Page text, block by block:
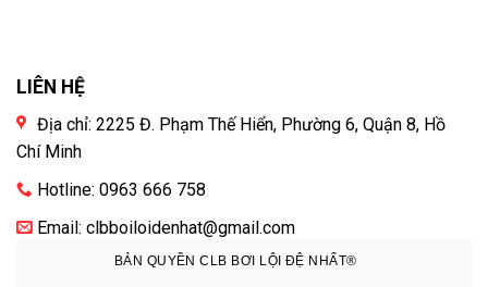
LIÊN HỆ
Địa chỉ: 2225 Đ. Phạm Thế Hiển, Phường 6, Quận 8, Hồ
Chí Minh
Hotline: 0963 666 758
Email: clbboiloidenhat@gmail.com
BẢN QUYỀN CLB BƠI LỘI ĐỆ NHẤT®️